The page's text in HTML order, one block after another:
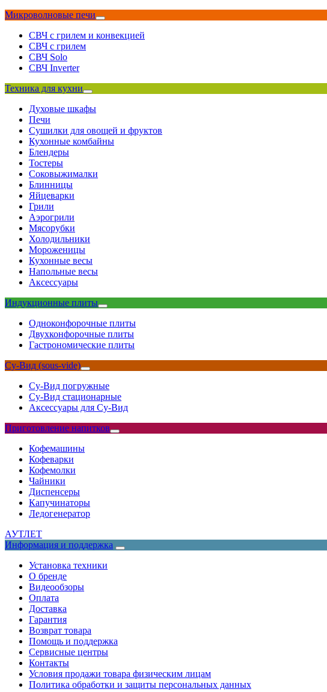
Микроволновые печи
СВЧ с грилем и конвекцией
СВЧ с грилем
СВЧ Solo
СВЧ Inverter
Техника для кухни
Духовые шкафы
Печи
Сушилки для овощей и фруктов
Кухонные комбайны
Блендеры
Тостеры
Соковыжималки
Блинницы
Яйцеварки
Грили
Аэрогрили
Мясорубки
Холодильники
Мороженицы
Кухонные весы
Напольные весы
Аксессуары
Индукционные плиты
Одноконфорочные плиты
Двухконфорочные плиты
Гастрономические плиты
Су-Вид (sous-vide)
Су-Вид погружные
Су-Вид стационарные
Аксессуары для Су-Вид
Приготовление напитков
Кофемашины
Кофеварки
Кофемолки
Чайники
Диспенсеры
Капучинаторы
Ледогенератор
АУТЛЕТ
Информация и поддержка
Установка техники
О бренде
Видеообзоры
Оплата
Доставка
Гарантия
Возврат товара
Помощь и поддержка
Сервисные центры
Контакты
Условия продажи товара физическим лицам
Политика обработки и защиты персональных данных